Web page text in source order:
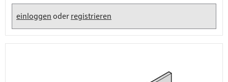
einloggenoderregistrieren